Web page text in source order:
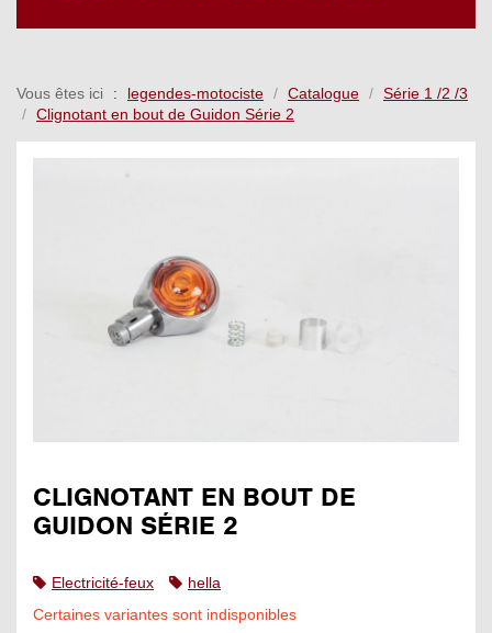
Vous êtes ici legendes-motociste Catalogue
Série 1 /2 /3
Clignotant en bout de Guidon Série 2
CLIGNOTANT EN BOUT DE
GUIDON SÉRIE 2
Electricité-feux
hella
Certaines variantes sont indisponibles